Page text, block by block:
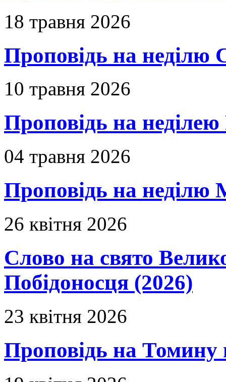
18 травня 2026
Проповідь на неділю
10 травня 2026
Проповідь на неділею
04 травня 2026
Проповідь на неділю
26 квітня 2026
Слово на свято
Побідоносця (2026)
23 квітня 2026
Проповідь на Томину